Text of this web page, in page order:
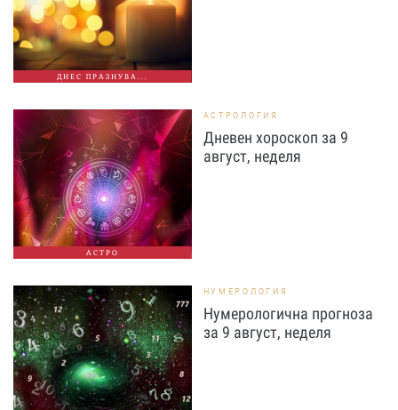
ДНЕС ПРАЗНУВА...
АСТРО
АСТРОЛОГИЯ
Дневен хороскоп за 9
август, неделя
НУМЕРОЛОГИЯ
Нумерологична прогноза
за 9 август, неделя